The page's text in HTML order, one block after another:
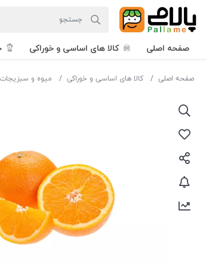
صفحه اصلی کالا های اساسی و خوراکی
صفحه اصلی کالا های اساسی و خوراکی میوه و سبزیجات